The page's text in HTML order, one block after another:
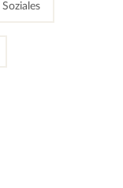
Soziales